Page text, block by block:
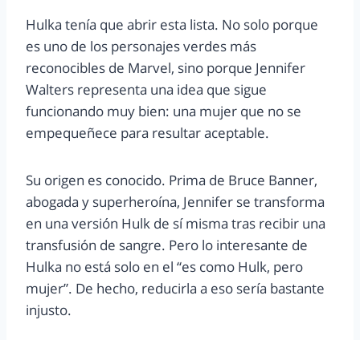
Hulka tenía que abrir esta lista. No solo porque
es uno de los personajes verdes más
reconocibles de Marvel, sino porque Jennifer
Walters representa una idea que sigue
funcionando muy bien: una mujer que no se
empequeñece para resultar aceptable.
Su origen es conocido. Prima de Bruce Banner,
abogada y superheroína, Jennifer se transforma
en una versión Hulk de sí misma tras recibir una
transfusión de sangre. Pero lo interesante de
Hulka no está solo en el “es como Hulk, pero
mujer”. De hecho, reducirla a eso sería bastante
injusto.